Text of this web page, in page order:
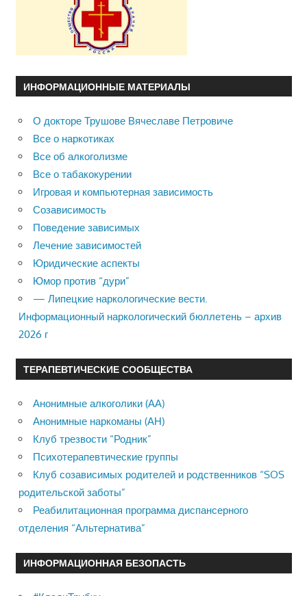
ИНФОРМАЦИОННЫЕ МАТЕРИАЛЫ
О докторе Трушове Вячеславе Петровиче
Все о наркотиках
Все об алкоголизме
Все о табакокурении
Игровая и компьютерная зависимость
Созависимость
Поведение зависимых
Лечение зависимостей
Юридические аспекты
Юмор против “дури”
— Липецкие наркологические вести.
Информационный наркологический бюллетень – архив
2026 г
ТЕРАПЕВТИЧЕСКИЕ СООБЩЕСТВА
Анонимные алкоголики (АА)
Анонимные наркоманы (АН)
Клуб трезвости “Родник”
Психотерапевтические группы
Клуб созависимых родителей и родственников “SOS
родительской заботы”
Реабилитационная программа диспансерного
отделения “Альтернатива”
ИНФОРМАЦИОННАЯ БЕЗОПАСТЬ